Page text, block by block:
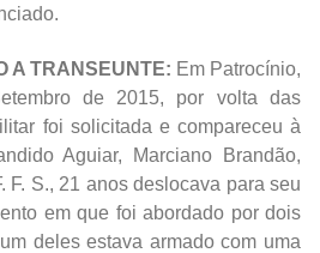
A TRANSEUNTE: Em Patrocínio,
de 2015, por volta das
foi solicitada e compareceu à
Aguiar, Marciano Brandão,
F. S., 21 anos deslocava para seu
em que foi abordado por dois
deles estava armado com uma